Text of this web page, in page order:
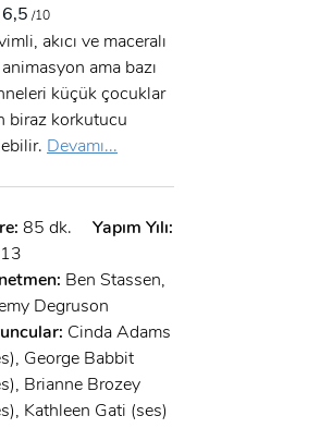
6,5 /10
akıcı ve maceralı
ama bazı
küçük çocuklar
biraz korkutucu
Devamı...
85 dk.
Yapım Yılı:
Ben Stassen,
Degruson
Cinda Adams
George Babbit
Brianne Brozey
Kathleen Gati (ses)